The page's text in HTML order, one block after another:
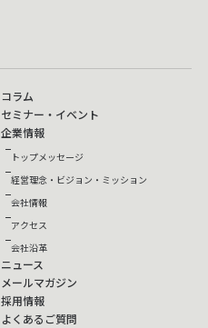
コラム
セミナー・イベント
企業情報
トップメッセージ
経営理念・ビジョン・ミッション
会社情報
アクセス
会社沿革
ニュース
メールマガジン
採用情報
よくあるご質問